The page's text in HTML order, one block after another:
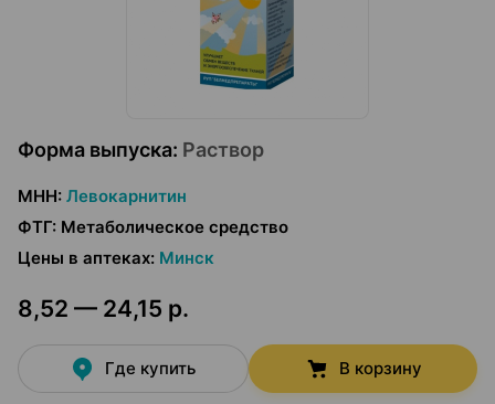
Форма выпуска: Раствор
МНН: Левокарнитин
ФТГ: Метаболическое средство
Цены в аптеках: Минск
8,52 — 24,15 р.
Где купить В корзину